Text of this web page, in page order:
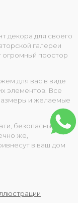
декора для своего
галереи
огромный простор
для вас в виде
элементов. Все
и желаемые
безопасные
же,
в ваш дом